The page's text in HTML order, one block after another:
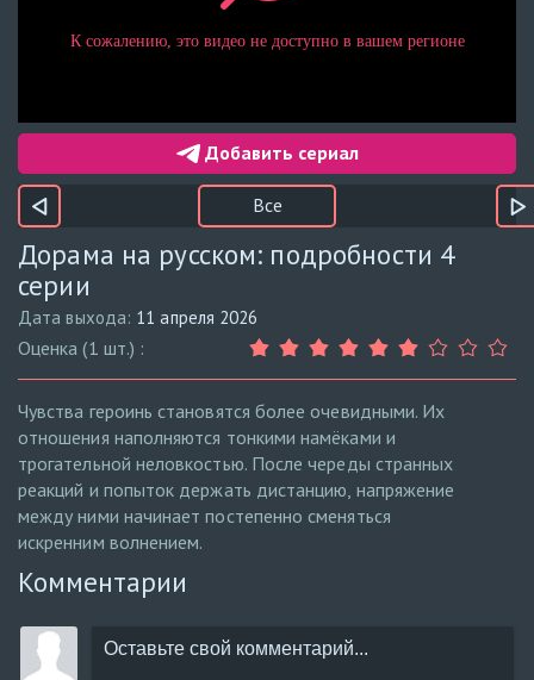
Добавить сериал
Все
Дорама на русском: подробности 4
серии
Дата выхода: 11 апреля 2026
Оценка (1 шт.) :
Чувства героинь становятся более очевидными. Их
отношения наполняются тонкими намёками и
трогательной неловкостью. После череды странных
реакций и попыток держать дистанцию, напряжение
между ними начинает постепенно сменяться
искренним волнением.
Комментарии